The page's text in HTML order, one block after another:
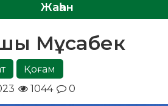
Жаһан
Мұсабек
Қоғам
1044 0